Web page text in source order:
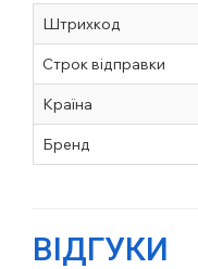
Штрихкод
Строк відправки
Країна
Бренд
ВІДГУКИ